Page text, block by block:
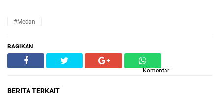
#Medan
BAGIKAN
Komentar
BERITA TERKAIT